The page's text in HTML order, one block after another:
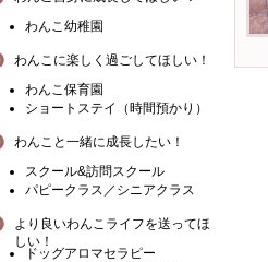
わんこ幼稚園
わんこに楽しく過ごしてほしい！
わんこ保育園
ショートステイ（時間預かり）
わんこと一緒に成長したい！
スクール&訪問スクール
パピークラス／シニアクラス
より良いわんこライフを送ってほ
しい！
ドッグアロマセラピー